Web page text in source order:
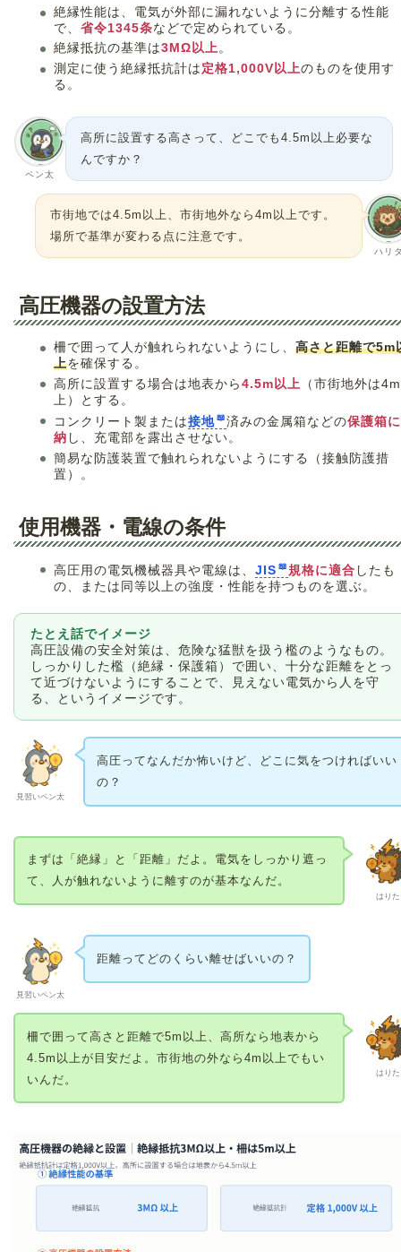
絶縁性能は、電気が外部に漏れないように分離する性能
で、 省令1345条などで定められている。
絶縁抵抗の基準は3MΩ以上。
測定に使う絶縁抵抗計は 定格1,000V以上のものを使用す
る。
ペン太
高所に設置する高さって、どこでも4.5m以上必要な
んですか？
ハリ
市街地では4.5m以上、市街地外なら4m以上です。
場所で基準が変わる点に注意です。
高圧機器の設置方法
柵で囲って人が触れられないようにし、 高さと距離で5m
上を確保する。
高所に設置する場合は地表から 4.5m以上
（市街地外は
上）とする。
コンクリート製または接地 済みの金属箱などの保護箱
納 し、充電部を露出させない。
簡易な防護装置で触れられないようにする（接触防護措
置）。
使用機器・電線の条件
高圧用の電気機械器具や電線は、 JIS 規格に適合 したも
の、または同等以上の強度・性能を持つものを選ぶ。
たとえ話でイメージ
高圧設備の安全対策は、危険な猛獣を扱う檻のようなもの。
しっかりした檻（絶縁・保護箱）で囲い、十分な距離をとっ
て近づけないようにすることで、見えない電気から人を守
る、というイメージです。
見習いペン太
高圧ってなんだか怖いけど、どこに気をつければいい
の？
はりた
まずは「絶縁」と「距離」だよ。電気をしっかり遮っ
て、人が触れないように離すのが基本なんだ。
見習いペン太
距離ってどのくらい離せばいいの？
はりた
柵で囲って高さと距離で5m以上、高所なら地表から
4.5m以上が目安だよ。市街地の外なら4m以上でもい
いんだ。